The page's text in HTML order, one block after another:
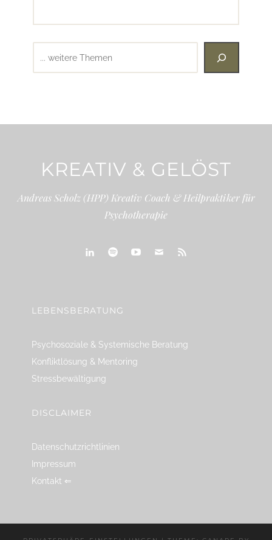
KREATIV & GELÖST
Andreas Scholz (HPP) Kreativ Coach & Heilpraktiker für
Psychotherapie
LEBENSBERATUNG
Psychosoziale & Systemische Beratung
Konfliktlösung & Mentoring
Stressbewältigung
DISCLAIMER
Datenschutzrichtlinien
Impressum
Kontakt ⇐